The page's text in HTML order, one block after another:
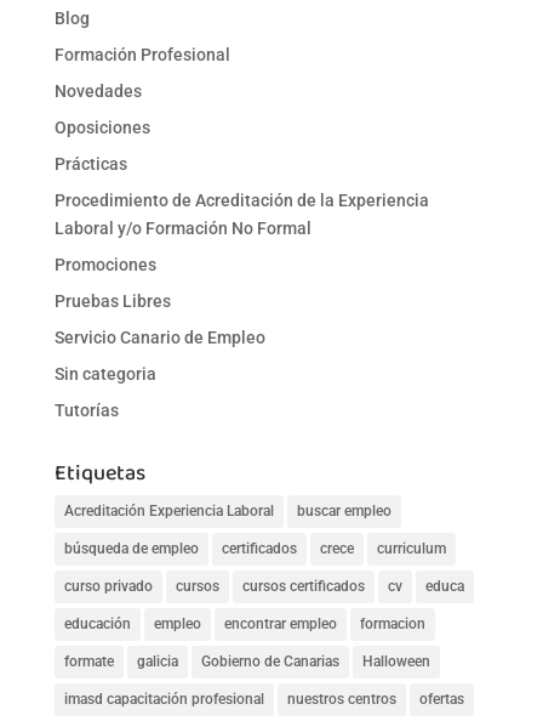
Blog
Formación Profesional
Novedades
Oposiciones
Prácticas
Procedimiento de Acreditación de la Experiencia
Laboral y/o Formación No Formal
Promociones
Pruebas Libres
Servicio Canario de Empleo
Sin categoria
Tutorías
Etiquetas
Acreditación Experiencia Laboral buscar empleo
búsqueda de empleo certificados crece curriculum
curso privado cursos cursos certificados cv educa
educación empleo encontrar empleo formacion
formate galicia Gobierno de Canarias Halloween
imasd capacitación profesional nuestros centros ofertas